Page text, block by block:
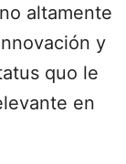
altamente
y
quo le
en